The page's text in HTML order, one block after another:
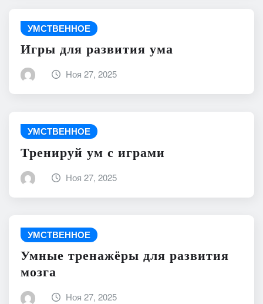
УМСТВЕННОЕ
Игры для развития ума
Ноя 27, 2025
УМСТВЕННОЕ
Тренируй ум с играми
Ноя 27, 2025
УМСТВЕННОЕ
Умные тренажёры для развития
мозга
Ноя 27, 2025